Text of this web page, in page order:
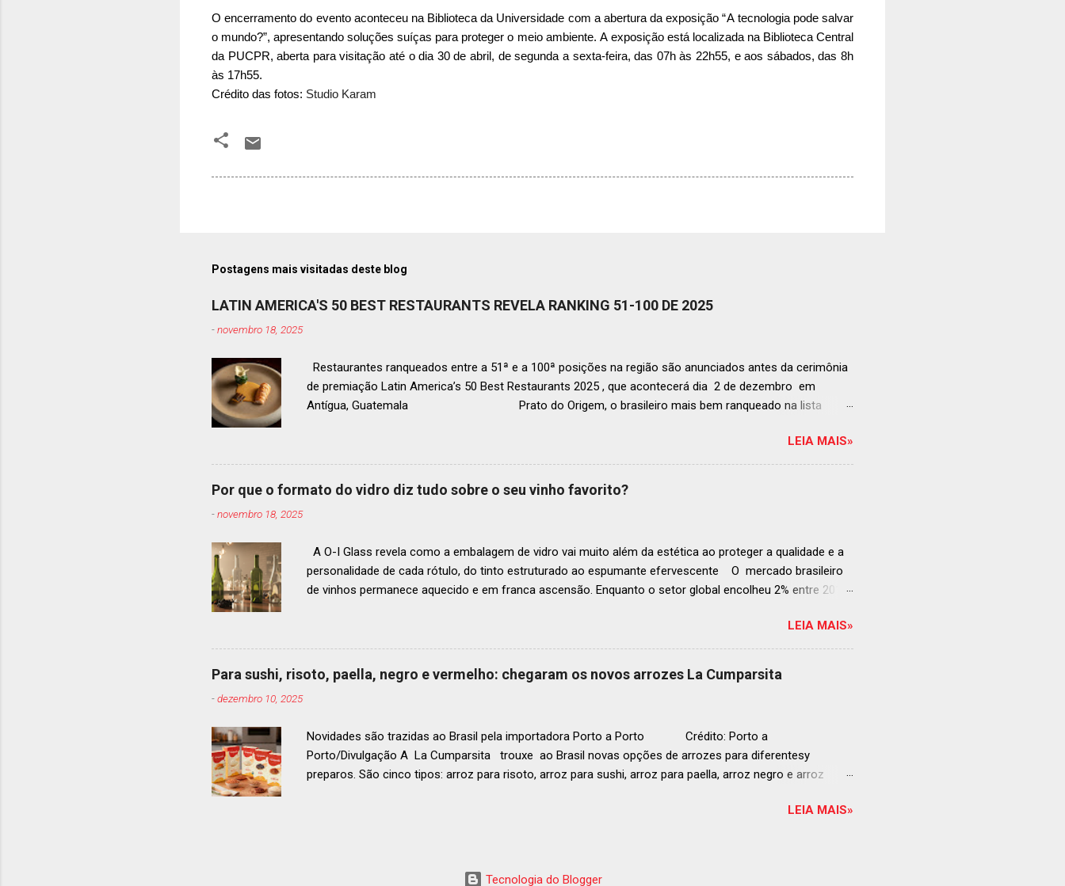
O encerramento do evento aconteceu na Biblioteca da Universidade com a abertura da exposição “A tecnologia pode salvar
o mundo?”, apresentando soluções suíças para proteger o meio ambiente. A exposição está localizada na Biblioteca
da PUCPR, aberta para visitação até o dia 30 de abril, de segunda a sexta-feira, das 07h às 22h55, e aos sábados, das 8h
às 17h55.
Crédito das fotos: Studio Karam
Postagens mais visitadas deste blog
LATIN AMERICA'S 50 BEST RESTAURANTS REVELA RANKING 51-100 DE 2025
-novembro 18, 2025
Restaurantes ranqueados entre a 51ª e a 100ª posições na região são anunciados antes da cerimônia
de premiação Latin America’s 50 Best Restaurants 2025 , que acontecerá dia 2 de dezembro em
Antígua, Guatemala Prato do Origem, o brasileiro mais bem ranqueado na lista
ranqueados nas posições No.51 a No.100,em celebração ao panorama vibrante e diversificado da
gastronomia de toda a região. A lista expandida demonstra o empenho da organização em reconhecer
um espectro mais amplo de talentos gastronômicos e prepara o palco para a grande revelação da
LEIA MAIS»
Por que o formato do vidro diz tudo sobre o seu vinho favorito?
-novembro 18, 2025
A O-I Glass revela como a embalagem de vidro vai muito além da estética ao proteger a qualidade e a
personalidade de cada rótulo, do tinto estruturado ao espumante efervescente O mercado brasileiro
de vinhos permanece aquecido e em franca ascensão. Enquanto o setor global encolheu 2% entre 2019
até 2029, de acordo com a consultoria Euromonitor. É neste cenário de taças cheias e expansão
contínua que a O-I Glass, líder mundial na fabricação de embalagens de vidro, se posiciona como
parceira essencial da indústria e consumidores e desvenda o segredo por trás da embalagem perfeita
para cada tipo de vinho. Se você pensava que garrafa de vinho era tudo igual, prepare-se para
LEIA MAIS»
Para sushi, risoto, paella, negro e vermelho: chegaram os novos arrozes La Cumparsita
-dezembro 10, 2025
Novidades são trazidas ao Brasil pela importadora Porto a Porto Crédito: Porto a
Porto/Divulgação A La Cumparsita trouxe ao Brasil novas opções de arrozes para diferentesy
preparos. São cinco tipos: arroz para risoto, arroz para sushi, arroz para paella, arroz negro e arroz
. Os arrozes são produzidos na Itália e distribuídos pela Porto a Porto. Em práticas embalagens de 500
Cumparsita C ombina as características necessárias para o arroz de sushi com a alta qualidade do
LEIA MAIS»
Tecnologia do Blogger